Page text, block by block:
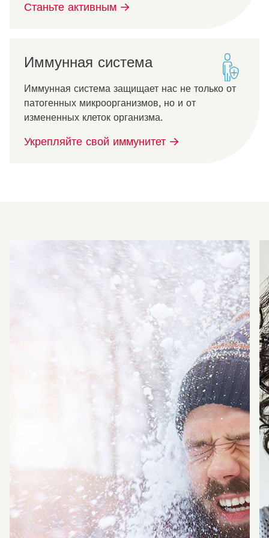
Станьте активным
Иммунная система
Иммунная система защищает нас не только от
патогенных микроорганизмов, но и от
измененных клеток организма.
Укрепляйте свой иммунитет